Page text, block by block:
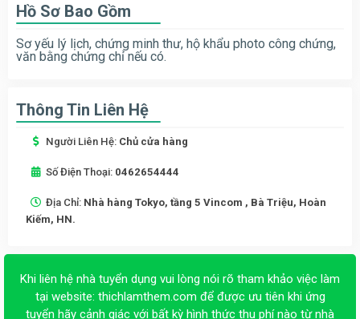
Hồ Sơ Bao Gồm
Sơ yếu lý lịch, chứng minh thư, hộ khẩu photo công chứng,
văn bằng chứng chỉ nếu có.
Thông Tin Liên Hệ
Người Liên Hệ: Chủ cửa hàng
Số Điện Thoại: 0462654444
Địa Chỉ: Nhà hàng Tokyo, tầng 5 Vincom , Bà Triệu, Hoàn
Kiếm, HN.
Khi liên hệ nhà tuyển dụng vui lòng nói rõ tham khảo việc làm
tại website: thichlamthem.com để được ưu tiên khi ứng
tuyển hãy cảnh giác với bất kỳ hình thức thu phí nào từ nhà